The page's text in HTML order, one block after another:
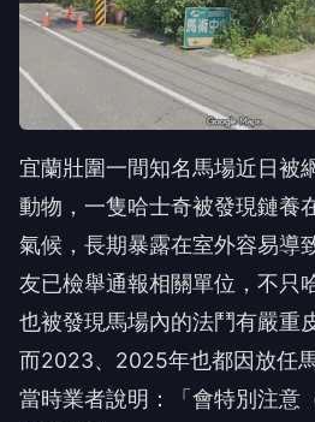
宜蘭壯圍一間知名馬場近日被
動物，一隻哈士奇被發現鏈養
氣候，長期暴露在室外容易導
友已檢舉通報相關單位，不只
也被發現馬場內的法鬥有嚴重
而2023、2025年也都因放任
當時業者說明：「會特別注意